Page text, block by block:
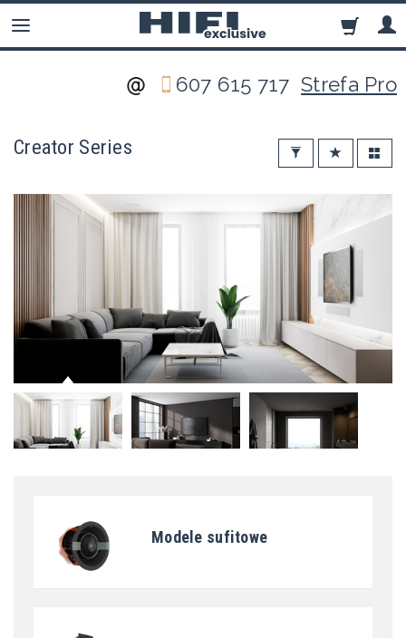
607 615 717Strefa Pro
Creator Series
Modele sufitowe